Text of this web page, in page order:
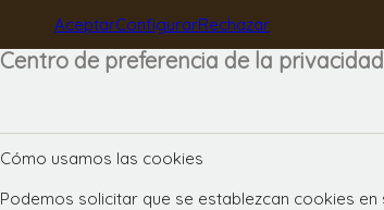
AceptarConfigurarRechazar
Centro de preferencia de la privacidad
Cómo usamos las cookies
Podemos solicitar que se establezcan cookies